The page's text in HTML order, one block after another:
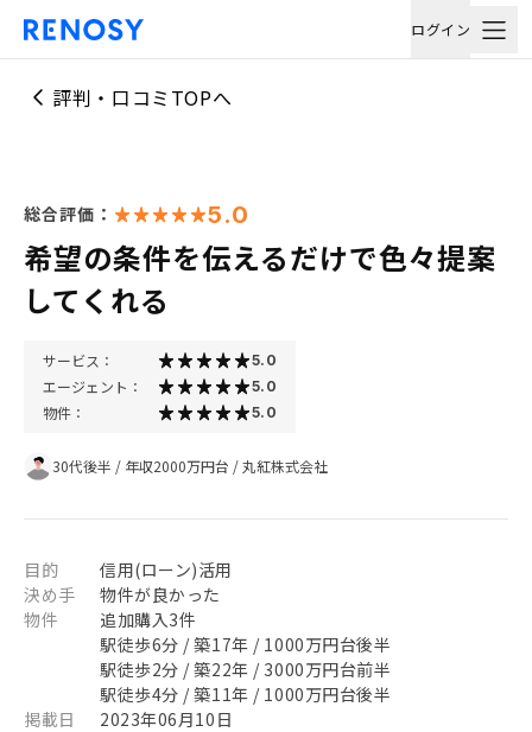
ログイン
評判・口コミTOPへ
総合評価： 5.0
希望の条件を伝えるだけで色々提案
してくれる
サービス： 5.0
エージェント： 5.0
物件： 5.0
30代後半 / 年収2000万円台 /丸紅株式会社
目的
信用(ローン)活用
決め手
物件が良かった
物件
追加購入3件
駅徒歩6分 / 築17年 / 1000万円台後半
駅徒歩2分 / 築22年 / 3000万円台前半
駅徒歩4分 / 築11年 / 1000万円台後半
掲載日
2023年06月10日